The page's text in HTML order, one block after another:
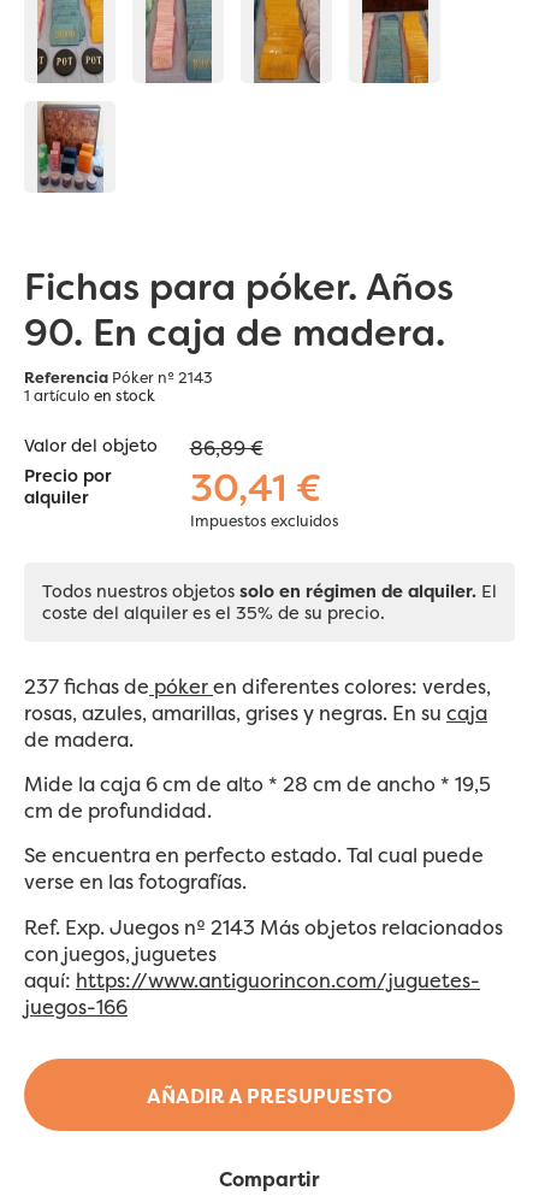
Fichas para póker. Años
90. En caja de madera.
Referencia Póker nº 2143
1 artículo en stock
AÑADIR A PRESUPUESTO
Valor del objeto 86,89 €
Precio por
alquiler
30,41 €
Impuestos excluidos
Todos nuestros objetos solo en régimen de alquiler. El
coste del alquiler es el 35% de su precio.
237 fichas de pókeren diferentes colores: verdes,
rosas, azules, amarillas, grises y negras. En su caja
de madera.
Mide la caja 6 cm de alto * 28 cm de ancho * 19,5
cm de profundidad.
Se encuentra en perfecto estado. Tal cual puede
verse en las fotografías.
Ref. Exp. Juegos nº 2143 Más objetos relacionados
con juegos, juguetes
aquí: https://www.antiguorincon.com/juguetes-
juegos-166
Compartir